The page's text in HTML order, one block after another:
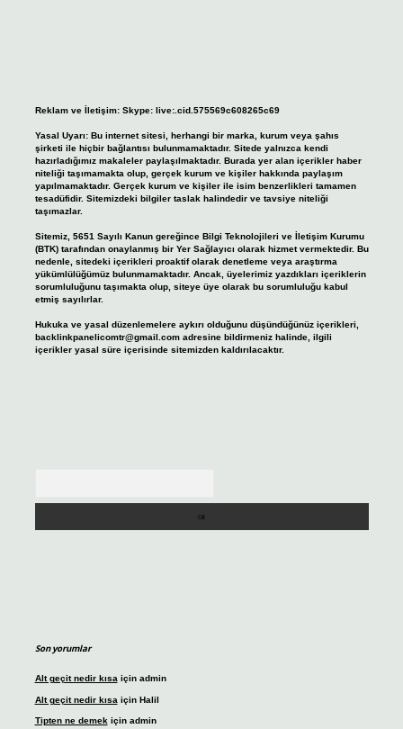
Reklam ve İletişim: Skype: live:.cid.575569c608265c69
Yasal Uyarı: Bu internet sitesi, herhangi bir marka, kurum veya şahıs
şirketi ile hiçbir bağlantısı bulunmamaktadır. Sitede yalnızca kendi
hazırladığımız makaleler paylaşılmaktadır. Burada yer alan içerikler haber
niteliği taşımamakta olup, gerçek kurum ve kişiler hakkında paylaşım
yapılmamaktadır. Gerçek kurum ve kişiler ile isim benzerlikleri tamamen
tesadüfidir. Sitemizdeki bilgiler taslak halindedir ve tavsiye niteliği
taşımazlar.
Sitemiz, 5651 Sayılı Kanun gereğince Bilgi Teknolojileri ve İletişim Kurumu
(BTK) tarafından onaylanmış bir Yer Sağlayıcı olarak hizmet vermektedir. Bu
nedenle, sitedeki içerikleri proaktif olarak denetleme veya araştırma
yükümlülüğümüz bulunmamaktadır. Ancak, üyelerimiz yazdıkları içeriklerin
sorumluluğunu taşımakta olup, siteye üye olarak bu sorumluluğu kabul
etmiş sayılırlar.
Hukuka ve yasal düzenlemelere aykırı olduğunu düşündüğünüz içerikleri,
backlinkpanelicomtr@gmail.comadresine bildirmeniz halinde, ilgili
içerikler yasal süre içerisinde sitemizden kaldırılacaktır.
Son yorumlar
Alt geçit nedir kısa için admin
Alt geçit nedir kısa için Halil
Tipten ne demekiçin admin